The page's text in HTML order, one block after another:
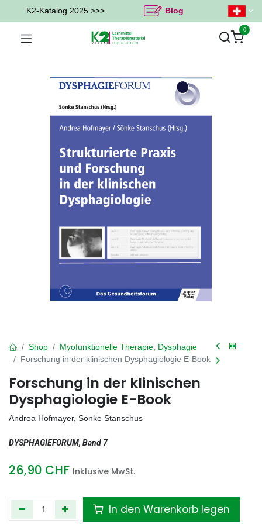
K2-Katalog 2025 >>> Blog
0
Shop
Myofunktionelle Therapie, Dysphagie
Forschung in der klinischen Dysphagiologie E-Book
Forschung in der klinischen
Dysphagiologie E-Book
Andrea Hofmayer, Sönke Stanschus
DYSPHAGIEFORUM, Band 7
26,90 CHF Inklusive MwSt.
In den Warenkorb legen